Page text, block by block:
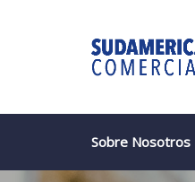
to
Sobre Nosotros